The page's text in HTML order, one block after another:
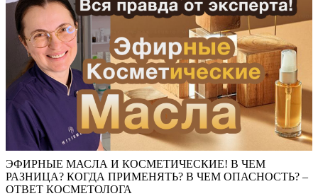
ЭФИРНЫЕ МАСЛА И КОСМЕТИЧЕСКИЕ! В ЧЕМ
РАЗНИЦА? КОГДА ПРИМЕНЯТЬ? В ЧЕМ ОПАСНОСТЬ? –
ОТВЕТ КОСМЕТОЛОГА